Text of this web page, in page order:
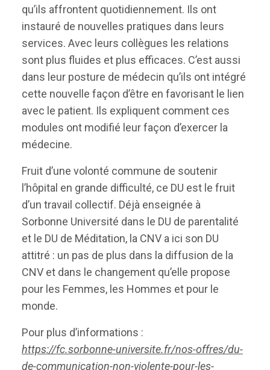
qu’ils affrontent quotidiennement. Ils ont
instauré de nouvelles pratiques dans leurs
services. Avec leurs collègues les relations
sont plus fluides et plus efficaces. C’est aussi
dans leur posture de médecin qu’ils ont intégré
cette nouvelle façon d’être en favorisant le lien
avec le patient. Ils expliquent comment ces
modules ont modifié leur façon d’exercer la
médecine.
Fruit d’une volonté commune de soutenir
l’hôpital en grande difficulté, ce DU est le fruit
d’un travail collectif. Déjà enseignée à
Sorbonne Université dans le DU de parentalité
et le DU de Méditation, la CNV a ici son DU
attitré : un pas de plus dans la diffusion de la
CNV et dans le changement qu’elle propose
pour les Femmes, les Hommes et pour le
monde.
Pour plus d’informations :
https://fc.sorbonne-universite.fr/nos-offres/du-
de-communication-non-violente-pour-les-